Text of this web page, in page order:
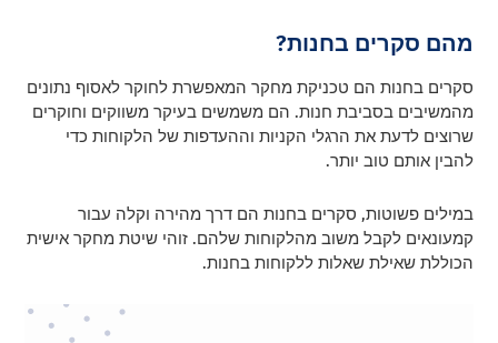
מהם סקרים בחנות?
סקרים בחנות הם טכניקת מחקר המאפשרת לחוקר לאסוף נתונים
מהמשיבים בסביבת חנות. הם משמשים בעיקר משווקים וחוקרים
שרוצים לדעת את הרגלי הקניות וההעדפות של הלקוחות כדי
להבין אותם טוב יותר.
במילים פשוטות, סקרים בחנות הם דרך מהירה וקלה עבור
קמעונאים לקבל משוב מהלקוחות שלהם. זוהי שיטת מחקר אישית
הכוללת שאילת שאלות ללקוחות בחנות.